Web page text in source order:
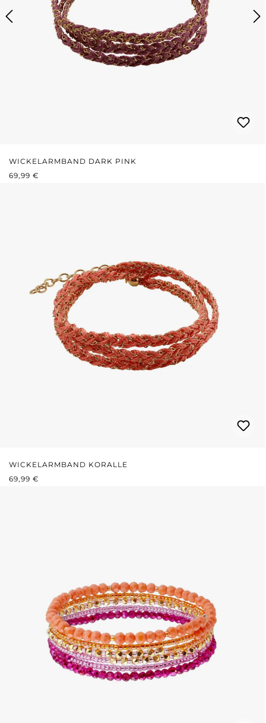
WICKELARMBAND DARK PINK
REGULÄRER PREIS:
69,99 €
WICKELARMBAND KORALLE
REGULÄRER PREIS:
69,99 €